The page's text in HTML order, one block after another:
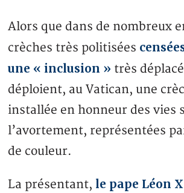
Alors que dans de nombreux
crèches très politisées
une « inclusion » très
déploient, au Vatican, une
installée en honneur des vies
l’avortement, représentées
de couleur.
La présentant, le pape Léon